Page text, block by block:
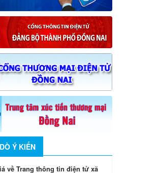
Ý KIẾN
về Trang thông tin điện tử xã